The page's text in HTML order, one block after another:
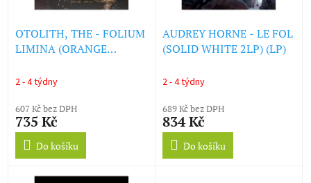
OTOLITH, THE - FOLIUM
LIMINA (ORANGE
SIDE 2LP) (LP)
2 - 4 týdny
607 Kč bez DPH
735 Kč
Do košíku
AUDREY HORNE - LE FOL
(SOLID WHITE 2LP) (LP)
2 - 4 týdny
689 Kč bez DPH
834 Kč
Do košíku